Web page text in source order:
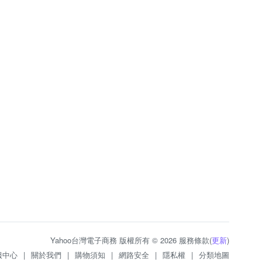
Yahoo台灣電子商務 版權所有 © 2026 服務條款(更新)
中心 | 關於我們 | 購物須知 | 網路安全 | 隱私權 | 分類地圖